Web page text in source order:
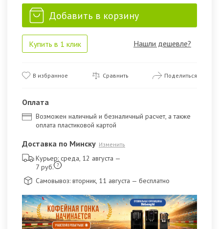
Добавить в корзину
Купить в 1 клик Нашли дешевле?
В избранное Сравнить Поделиться
Оплата
Возможен наличный и безналичный расчет, а также
оплата пластиковой картой
Доставка по Минску Изменить
Курьер: среда, 12 августа —
7 руб. ?
Самовывоз: вторник, 11 августа — бесплатно